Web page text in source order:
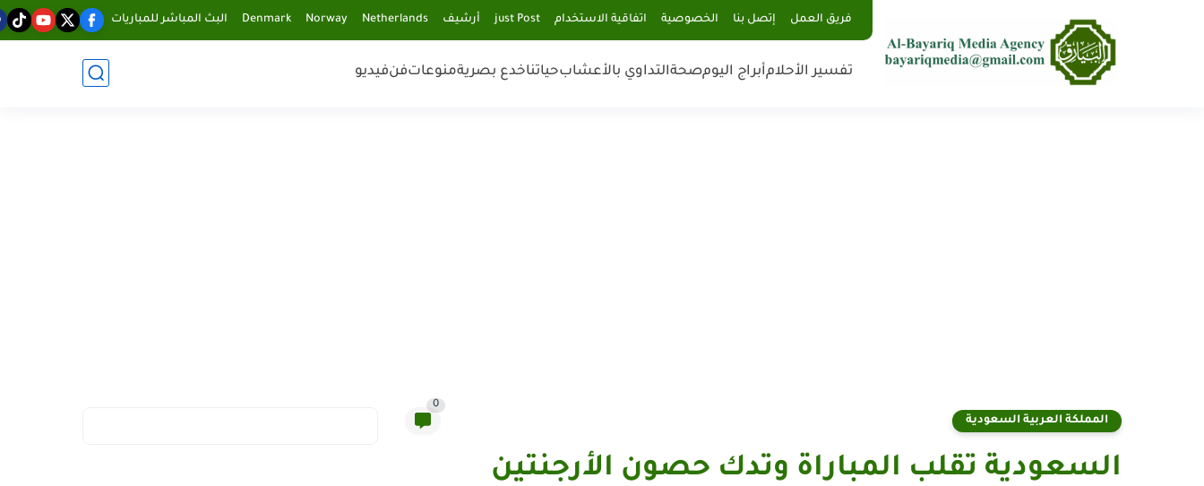
فريق العمل إتصل بنا الخصوصية اتفاقية الاستخدام just Post أرشيف Netherlands
Norway
Denmark البث المباشر للمباريات
تفسير الأحلامأبراج اليومصحةالتداوي بالأعشابحياتناخدع بصريةمنوعاتفنفيديو
المملكة العربية السعودية
0
السعودية تقلب المباراة وتدك حصون الأرجنتين